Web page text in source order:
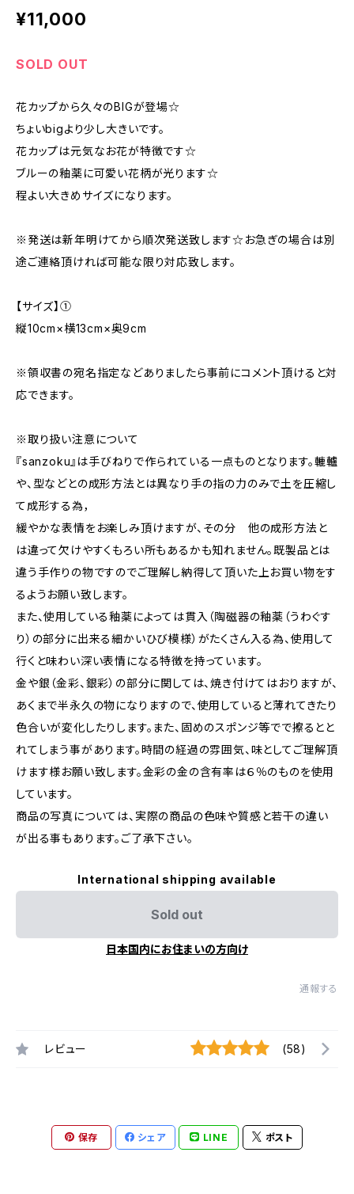
¥11,000
SOLD OUT
花カップから久々のBIGが登場☆
ちょいbigより少し大きいです。
花カップは元気なお花が特徴です☆
ブルーの釉薬に可愛い花柄が光ります☆
程よい大きめサイズになります。
※発送は新年明けてから順次発送致します☆お急ぎの場合は別
途ご連絡頂ければ可能な限り対応致します。
【サイズ】①
縦10cm×横13cm×奥9cm
※領収書の宛名指定などありましたら事前にコメント頂けると対
応できます。
※取り扱い注意について
『sanzoku』は手びねりで作られている一点ものとなります。轆轤
や、型などとの成形方法とは異なり手の指の力のみで土を圧縮し
て成形する為，
緩やかな表情をお楽しみ頂けますが、その分 他の成形方法と
は違って欠けやすくもろい所もあるかも知れません。既製品とは
違う手作りの物ですのでご理解し納得して頂いた上お買い物をす
るようお願い致します。
また、使用している釉薬によっては貫入（陶磁器の釉薬（うわぐす
り）の部分に出来る細かいひび模様）がたくさん入る為、使用して
行くと味わい深い表情になる特徴を持っています。
金や銀（金彩、銀彩）の部分に関しては、焼き付けてはおりますが、
あくまで半永久の物になりますので、使用していると薄れてきたり
色合いが変化したりします。また、固めのスポンジ等でで擦るとと
れてしまう事があります。時間の経過の雰囲気、味としてご理解頂
けます様お願い致します。金彩の金の含有率は６％のものを使用
しています。
商品の写真については、実際の商品の色味や質感と若干の違い
が出る事もあります。ご了承下さい。
International shipping available
Sold out
日本国内にお住まいの方向け
通報する
レビュー (58)
保存 シェア LINE ポスト